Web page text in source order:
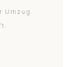
Umzug